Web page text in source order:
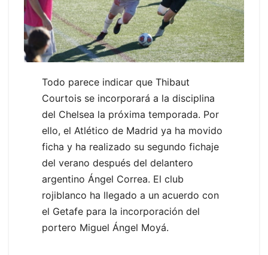
Todo parece indicar que Thibaut
Courtois se incorporará a la disciplina
del Chelsea la próxima temporada. Por
ello, el Atlético de Madrid ya ha movido
ficha y ha realizado su segundo fichaje
del verano después del delantero
argentino Ángel Correa. El club
rojiblanco ha llegado a un acuerdo con
el Getafe para la incorporación del
portero Miguel Ángel Moyá.